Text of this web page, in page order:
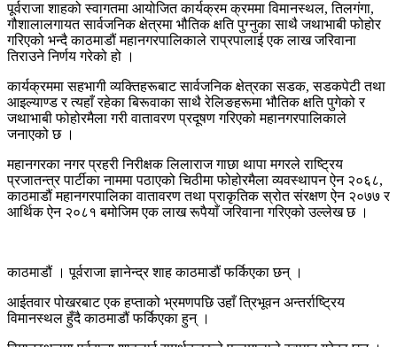
पूर्वराजा शाहको स्वागतमा आयोजित कार्यक्रम क्रममा विमानस्थल, तिलगंगा,
गौशालालगायत सार्वजनिक क्षेत्रमा भौतिक क्षति पुग्नुका साथै जथाभाबी फोहोर
गरिएको भन्दै काठमाडौं महानगरपालिकाले राप्रपालाई एक लाख जरिवाना
तिराउने निर्णय गरेको हो ।
कार्यक्रममा सहभागी व्यक्तिहरूबाट सार्वजनिक क्षेत्रका सडक, सडकपेटी तथा
आइल्याण्ड र त्यहाँ रहेका बिरूवाका साथै रेलिङहरूमा भौतिक क्षति पुगेको र
जथाभाबी फोहोरमैला गरी वातावरण प्रदूषण गरिएको महानगरपालिकाले
जनाएको छ ।
महानगरका नगर प्रहरी निरीक्षक लिलाराज गाछा थापा मगरले राष्ट्रिय
प्रजातन्त्र पार्टीका नाममा पठाएको चिठीमा फोहोरमैला व्यवस्थापन ऐन २०६८,
काठमाडौं महानगरपालिका वातावरण तथा प्राकृतिक स्रोत संरक्षण ऐन २०७७ र
आर्थिक ऐन २०८१ बमोजिम एक लाख रूपैयाँ जरिवाना गरिएको उल्लेख छ ।
काठमाडौं । पूर्वराजा ज्ञानेन्द्र शाह काठमाडौं फर्किएका छन् ।
आईतवार पोखरबाट एक हप्ताको भ्रमणपछि उहाँ त्रिभूवन अन्तर्राष्ट्रिय
विमानस्थल हुँदै काठमाडौं फर्किएका हुन् ।